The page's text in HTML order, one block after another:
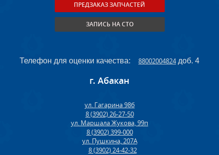
ПРЕДЗАКАЗ ЗАПЧАСТЕЙ
ЗАПИСЬ НА СТО
Телефон для оценки качества: 88002004824доб. 4
г. Абакан
ул. Гагарина 98б
8 (3902) 26-27-50
ул. Маршала Жукова, 99п
8 (3902) 399-000
ул. Пушкина, 207А
8 (3902) 24-42-32